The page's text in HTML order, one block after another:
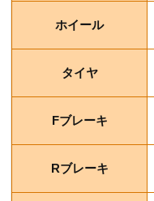
ホイール
タイヤ
Fブレーキ
Rブレーキ